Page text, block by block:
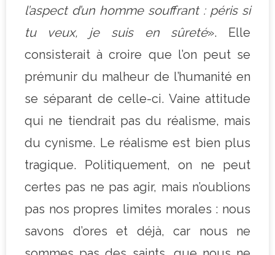
l’aspect d’un homme souffrant : péris si
tu veux, je suis en sûreté». Elle
consisterait à croire que l’on peut se
prémunir du malheur de l’humanité en
se séparant de celle-ci. Vaine attitude
qui ne tiendrait pas du réalisme, mais
du cynisme. Le réalisme est bien plus
tragique. Politiquement, on ne peut
certes pas ne pas agir, mais n’oublions
pas nos propres limites morales : nous
savons d’ores et déjà, car nous ne